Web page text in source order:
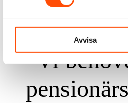
Avvisa
Vi